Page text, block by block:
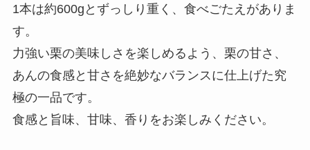
1本は約600gとずっしり重く、食べごたえがありま
す。
力強い栗の美味しさを楽しめるよう、栗の甘さ、
あんの食感と甘さを絶妙なバランスに仕上げた究
極の一品です。
食感と旨味、甘味、香りをお楽しみください。